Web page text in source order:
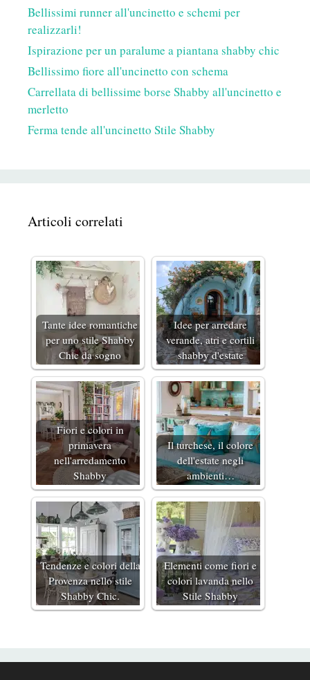
Bellissimi runner all'uncinetto e schemi per
realizzarli!
Ispirazione per un paralume a piantana shabby chic
Bellissimo fiore all'uncinetto con schema
Carrellata di bellissime borse Shabby all'uncinetto e
merletto
Ferma tende all'uncinetto Stile Shabby
Articoli correlati
Tante idee romantiche
per uno stile Shabby
Chic da sogno
Idee per arredare
verande, atri e cortili
shabby d'estate
Fiori e colori in
primavera
nell'arredamento
Shabby
Il turchese, il colore
dell'estate negli
ambienti…
Tendenze e colori della
Provenza nello stile
Shabby Chic.
Elementi come fiori e
colori lavanda nello
Stile Shabby